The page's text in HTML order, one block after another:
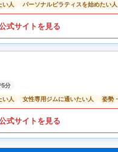
い人
パーソナルピラティスを始めたい人
式サイトを見る
5分
い人
女性専用ジムに通いたい人 姿勢
式サイトを見る